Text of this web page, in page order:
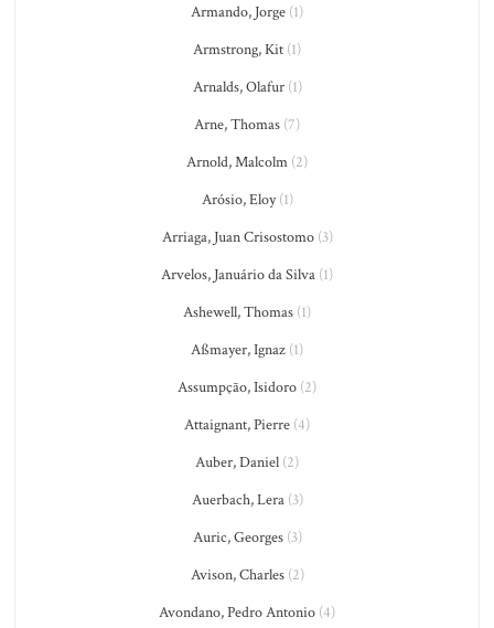
Armando, Jorge (1)
Armstrong, Kit (1)
Arnalds, Olafur(1)
Arne, Thomas (7)
Arnold, Malcolm (2)
Arósio, Eloy(1)
Arriaga, Juan Crisostomo(3)
Arvelos, Januário da Silva (1)
Ashewell, Thomas (1)
Aßmayer, Ignaz (1)
Assumpção, Isidoro (2)
Attaignant, Pierre (4)
Auber, Daniel (2)
Auerbach, Lera(3)
Auric, Georges(3)
Avison, Charles(2)
Avondano, Pedro Antonio (4)